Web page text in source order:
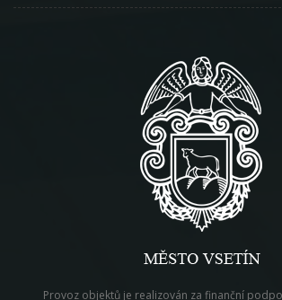
Provoz objektů je realizován za finanční